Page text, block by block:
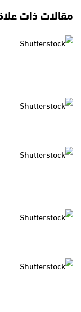
مقالات ذات